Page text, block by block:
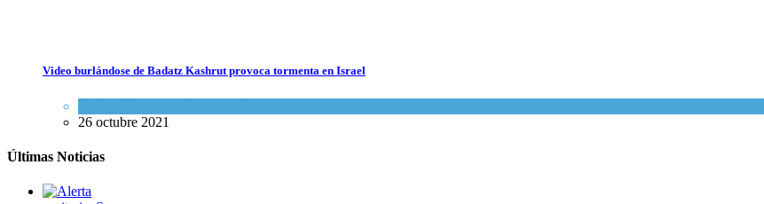
Video burlándose de Badatz Kashrut provoca tormenta en Israel
26 octubre 2021
Últimas Noticias